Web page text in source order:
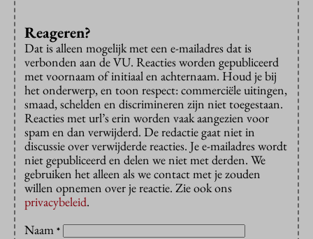
Reageren?
Dat is alleen mogelijk met een e-mailadres dat is
verbonden aan de VU. Reacties worden gepubliceerd
met voornaam of initiaal en achternaam. Houd je bij
het onderwerp, en toon respect: commerciële uitingen,
smaad, schelden en discrimineren zijn niet toegestaan.
Reacties met url’s erin worden vaak aangezien voor
spam en dan verwijderd. De redactie gaat niet in
discussie over verwijderde reacties. Je e-mailadres wordt
niet gepubliceerd en delen we niet met derden. We
gebruiken het alleen als we contact met je zouden
willen opnemen over je reactie. Zie ook ons
privacybeleid.
Naam *